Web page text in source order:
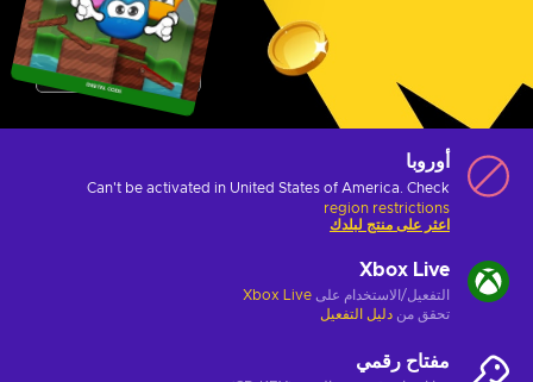
أوروبا
Can't be activated in United States of America. Check
region restrictions
اعثر على منتج لبلدك
Xbox Live
التفعيل/الاستخدام على Xbox Live
تحقق من دليل التفعيل
مفتاح رقمي